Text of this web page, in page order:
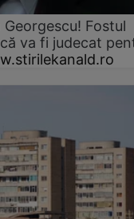
Georgescu! Fostul
va fi judecat